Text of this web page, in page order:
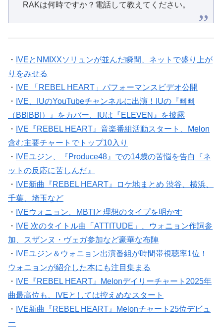
RAKは何時ですか？電話して教えてください。
・ IVEとNMIXXソリュンが並んだ瞬間、ネットで盛り上が
りをみせる
・ IVE 「REBEL HEART」パフォーマンスビデオ公開
・ IVE、IUのYouTubeチャンネルに出演！IUの『삐삐
（BBIBBI）』をカバー、IUは『ELEVEN』を披露
・ IVE『REBEL HEART』音楽番組活動スタート、Melon
含む主要チャートでトップ10入り
・ IVEユジン、『Produce48』での14歳の苦悩を告白『ネ
ットの反応に苦しんだ』
・ IVE新曲『REBEL HEART』ロケ地まとめ 渋谷、横浜、
千葉、埼玉など
・ IVEウォニョン、MBTIと理想のタイプを明かす
・ IVE 次のタイトル曲「ATTITUDE」、ウォニョン作詞参
加、スザンヌ・ヴェガ参加など豪華な布陣
・ IVEユジン＆ウォニョン出演番組が時間帯視聴率1位！
ウォニョンが紹介した本にも注目集まる
・ IVE『REBEL HEART』Melonデイリーチャート2025年
曲最高位も、IVEとしては控えめなスタート
・ IVE新曲『REBEL HEART』Melonチャート25位デビュ
ー